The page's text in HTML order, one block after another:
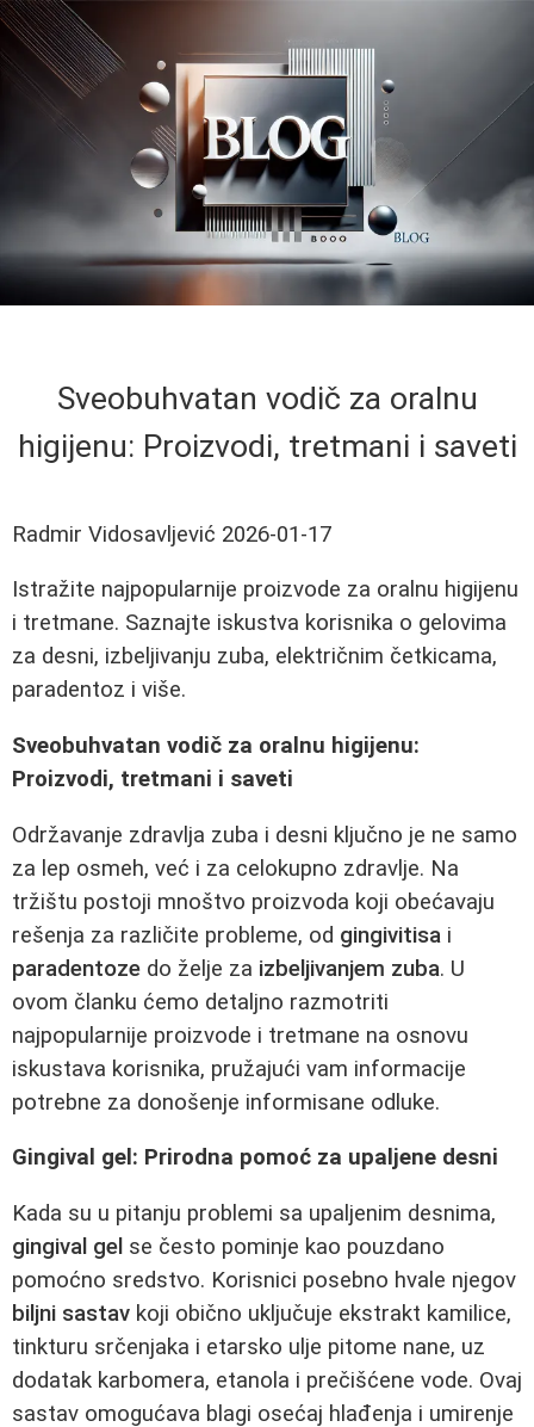
Sveobuhvatan vodič za oralnu
higijenu: Proizvodi, tretmani i saveti
Radmir Vidosavljević 2026-01-17
Istražite najpopularnije proizvode za oralnu higijenu
i tretmane. Saznajte iskustva korisnika o gelovima
za desni, izbeljivanju zuba, električnim četkicama,
paradentoz i više.
Sveobuhvatan vodič za oralnu higijenu:
Proizvodi, tretmani i saveti
Održavanje zdravlja zuba i desni ključno je ne samo
za lep osmeh, već i za celokupno zdravlje. Na
tržištu postoji mnoštvo proizvoda koji obećavaju
rešenja za različite probleme, od gingivitisa i
paradentoze do želje za izbeljivanjem zuba. U
ovom članku ćemo detaljno razmotriti
najpopularnije proizvode i tretmane na osnovu
iskustava korisnika, pružajući vam informacije
potrebne za donošenje informisane odluke.
Gingival gel: Prirodna pomoć za upaljene desni
Kada su u pitanju problemi sa upaljenim desnima,
gingival gel se često pominje kao pouzdano
pomoćno sredstvo. Korisnici posebno hvale njegov
biljni sastav koji obično uključuje ekstrakt kamilice,
tinkturu srčenjaka i etarsko ulje pitome nane, uz
dodatak karbomera, etanola i prečišćene vode. Ovaj
sastav omogućava blagi osećaj hlađenja i umirenje